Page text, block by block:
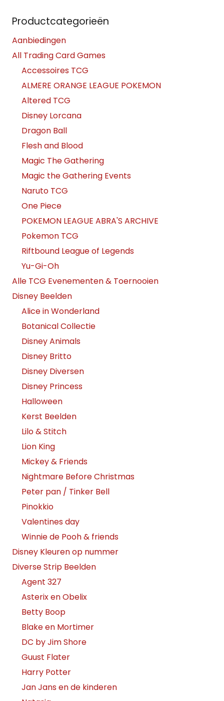
Productcategorieën
Aanbiedingen
All Trading Card Games
Accessoires TCG
ALMERE ORANGE LEAGUE POKEMON
Altered TCG
Disney Lorcana
Dragon Ball
Flesh and Blood
Magic The Gathering
Magic the Gathering Events
Naruto TCG
One Piece
POKEMON LEAGUE ABRA'S ARCHIVE
Pokemon TCG
Riftbound League of Legends
Yu-Gi-Oh
Alle TCG Evenementen & Toernooien
Disney Beelden
Alice in Wonderland
Botanical Collectie
Disney Animals
Disney Britto
Disney Diversen
Disney Princess
Halloween
Kerst Beelden
Lilo & Stitch
Lion King
Mickey & Friends
Nightmare Before Christmas
Peter pan / Tinker Bell
Pinokkio
Valentines day
Winnie de Pooh & friends
Disney Kleuren op nummer
Diverse Strip Beelden
Agent 327
Asterix en Obelix
Betty Boop
Blake en Mortimer
DC by Jim Shore
Guust Flater
Harry Potter
Jan Jans en de kinderen